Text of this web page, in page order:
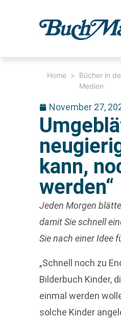
Home > Bücher in
Medien
November 27,
kann,
werden“
Jeden Morgen
damit Sie schnell
Sie nach einer Idee
„Schnell noch zu
Bilderbuch Kinder,
einmal werden
solche Kinder